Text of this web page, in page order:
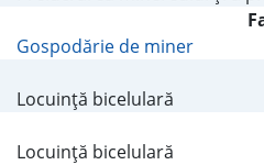
Gospodărie de miner
Locuinţă bicelulară
Locuinţă bicelulară